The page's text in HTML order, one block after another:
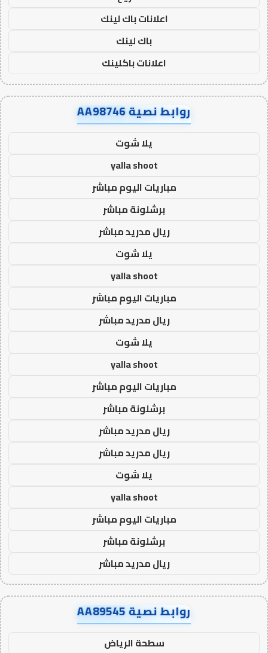
اعلانات باك لينك
باك لينك
اعلانات باكلينك
روابط نصية AA98746
يلا شوت
yalla shoot
مباريات اليوم مباشر
برشلونة مباشر
ريال مدريد مباشر
يلا شوت
yalla shoot
مباريات اليوم مباشر
ريال مدريد مباشر
يلا شوت
yalla shoot
مباريات اليوم مباشر
برشلونة مباشر
ريال مدريد مباشر
ريال مدريد مباشر
يلا شوت
yalla shoot
مباريات اليوم مباشر
برشلونة مباشر
ريال مدريد مباشر
روابط نصية AA89545
سطحة الرياض